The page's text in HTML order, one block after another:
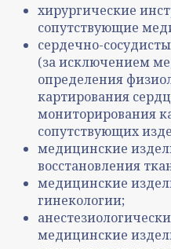
хирургические
сопутствующие
сердечно-
(за исключением
определения
картирования
мониторирования
сопутствующих
медицинские
восстановления
медицинские
гинекологии;
медицинские